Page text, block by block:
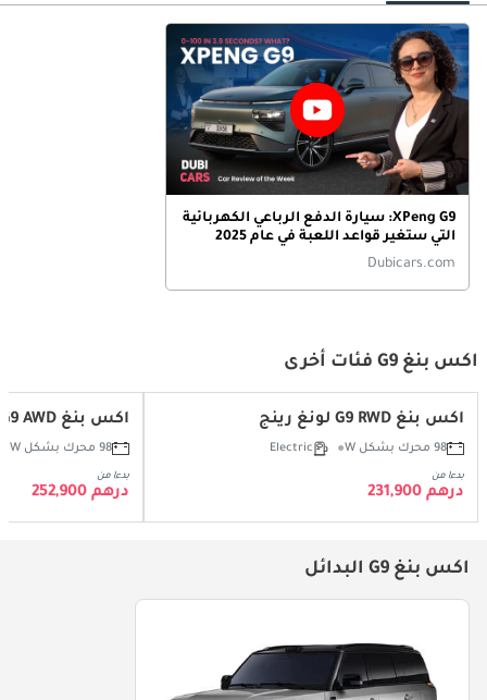
XPeng G9: سيارة الدفع الرباعي الكهربائية
التي ستغير قواعد اللعبة في عام 2025
Dubicars.com
اكس بنغ G9 فئات أخرى
اكس بنغ G9 RWD لونغ رينج
98 محرك بشكل W Electric
بدءا من
درهم 231,900
اكس بنغ G9 AWD بيرفورمانس
98 محرك بشكل W
بدءا من
درهم 252,900
اكس بنغ G9 البدائل